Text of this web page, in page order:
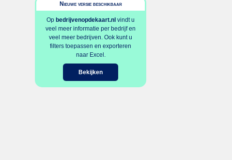
Nieuwe versie beschikbaar
Op bedrijvenopdekaart.nl vindt u
veel meer informatie per bedrijf en
veel meer bedrijven. Ook kunt u
filters toepassen en exporteren
naar Excel.
Bekijken